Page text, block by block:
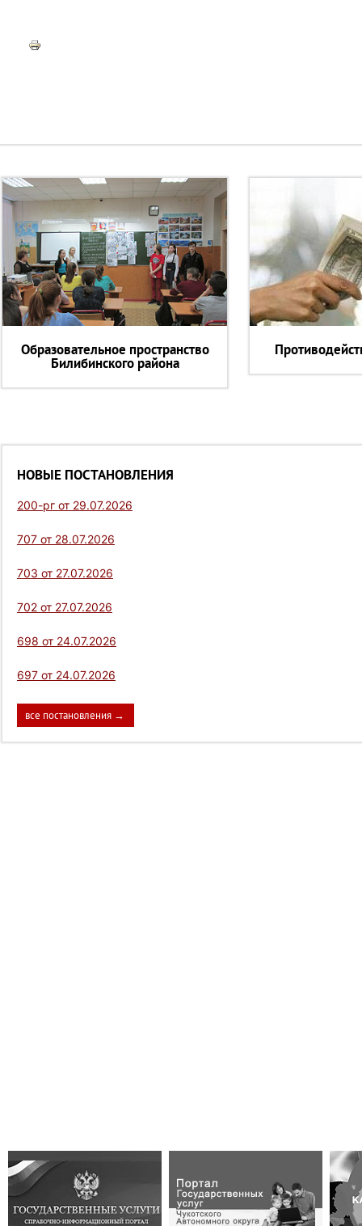
Образовательное пространство
Билибинского района
НОВЫЕ ПОСТАНОВЛЕНИЯ
200-рг от 29.07.2026
707 от 28.07.2026
703 от 27.07.2026
702 от 27.07.2026
698 от 24.07.2026
697 от 24.07.2026
все постановления →